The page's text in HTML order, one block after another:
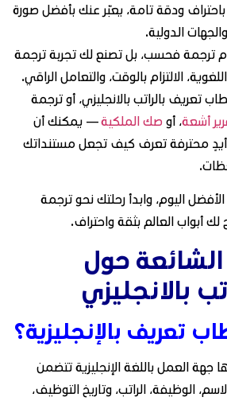
باحتراف ودقة تامة، يعبّر عنك بأفضل صورة
الدولية.
ترجمة فحسب، بل تصنع لك تجربة ترجمة
الالتزام بالوقت، والتعامل الراقي.
تعريف بالراتب بالانجليزي، أو ترجمة
أشعة، أو صك الملكية— يمكنك أن
محترفة تعرف كيف تجعل مستنداتك
اليوم، وابدأ رحلتك نحو ترجمة
أبواب العالم بثقة واحتراف.
الشائعة حول
بالانجليزي
تعريف بالإنجليزية؟
العمل باللغة الإنجليزية تتضمن
الوظيفة، الراتب، وتاريخ التوظيف،